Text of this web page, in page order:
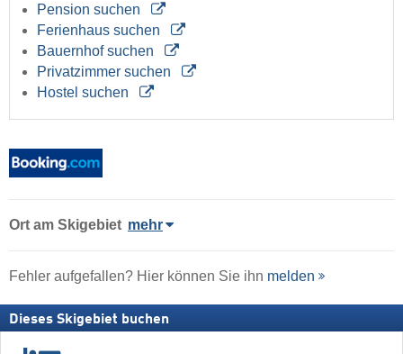
Pension suchen
Ferienhaus suchen
Bauernhof suchen
Privatzimmer suchen
Hostel suchen
Ort am Skigebiet mehr
Fehler aufgefallen? Hier können Sie ihn melden
Dieses Skigebiet buchen